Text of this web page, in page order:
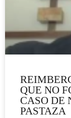
QUE NO
CASO DE
PASTAZA